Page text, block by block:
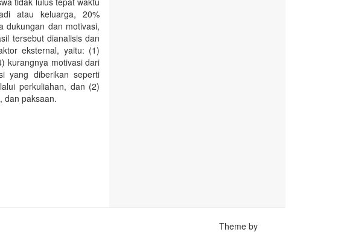
atau keluarga, 20%
dukungan dan motivasi,
tersebut dianalisis dan
eksternal, yaitu: (1)
kurangnya motivasi dari
yang diberikan seperti
perkuliahan, dan (2)
dan paksaan.
Theme by